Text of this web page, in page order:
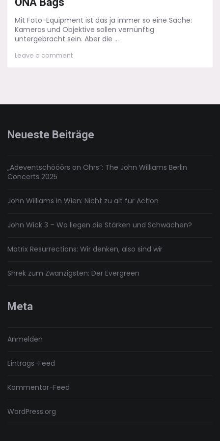
Mit Foto-Equipment ist das ja immer so eine Sache:
Kameras und Objektive sollen vernünftig
untergebracht sein. Aber die ...
Leave a commenton
Neueste Beiträge
„Adeventschööörs on Öhrs“: The John Williams Berlin
Concerts 2025
John Williams in Wien: Nicht zu alt für Action
John Wick 3 – Wo liegen die Stärken und Schwächen?
Matrix Resurrections: Wir denken, also sind wir
Shrek zum Zwanzigsten: Der Evergreen
Meta
Anmelden
Eintrags-Feed
Kommentar-Feed
WordPress.org